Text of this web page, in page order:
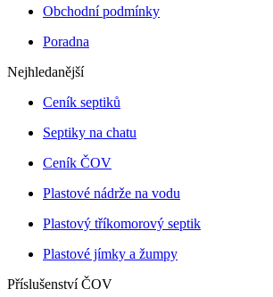
Obchodní podmínky
Poradna
Nejhledanější
Ceník septiků
Septiky na chatu
Ceník ČOV
Plastové nádrže na vodu
Plastový tříkomorový septik
Plastové jímky a žumpy
Příslušenství ČOV